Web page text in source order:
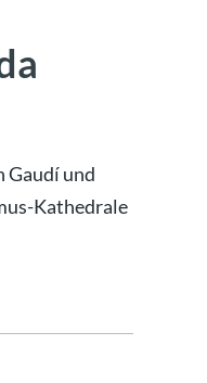
Gaudí und
Kathedrale